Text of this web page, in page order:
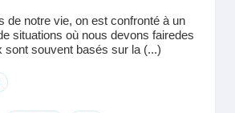
de notre vie, on est confronté à un
situations où nous devons fairedes
sont souvent basés sur la (...)